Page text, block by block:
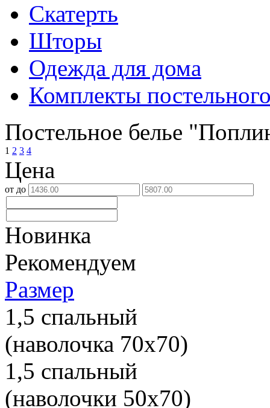
Скатерть
Шторы
Одежда для дома
Комплекты
Постельное белье
1 2 3 4
Цена
от до
Новинка
Рекомендуем
Размер
1,5 спальный
(наволочка 70х70)
1,5 спальный
(наволочки 50х70)